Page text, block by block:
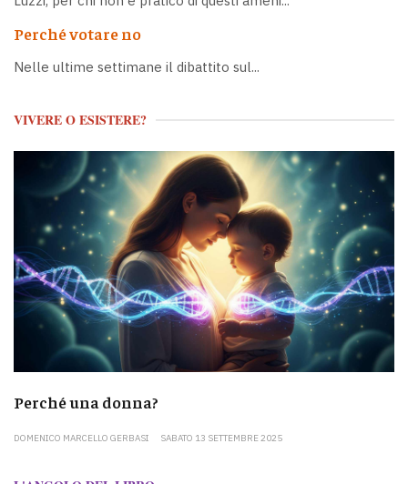
Perché votare no
Nelle ultime settimane il dibattito sul...
VIVERE O ESISTERE?
Perché una donna?
DOMENICO MARCELLO GERBASI SABATO 13 SETTEMBRE 2025